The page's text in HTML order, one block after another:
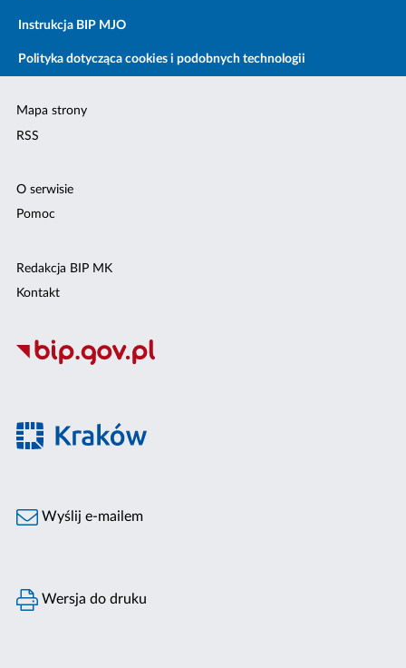
Instrukcja BIP MJO
Polityka dotycząca cookies i podobnych technologii
Mapa strony
RSS
O serwisie
Pomoc
Redakcja BIP MK
Kontakt
Wyślij e-mailem
Wersja do druku